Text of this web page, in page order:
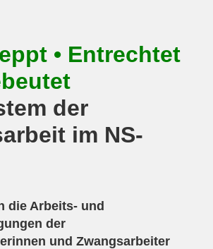
• Entrechtet
der
im NS-
die Arbeits- und
der
und Zwangsarbeiter